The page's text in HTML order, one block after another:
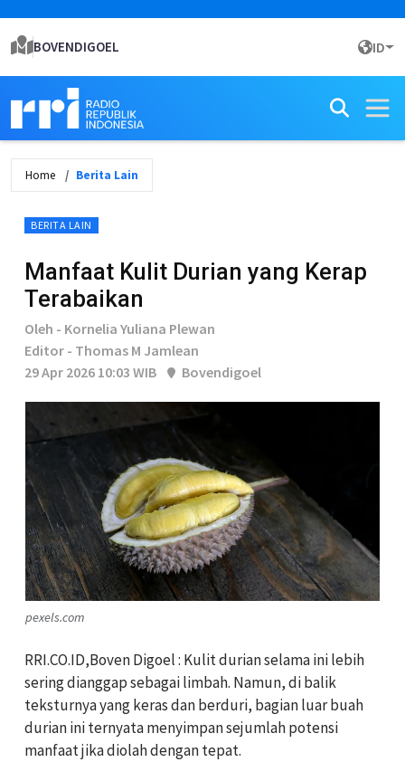
BOVENDIGOEL ID
Home Berita Lain
BERITA LAIN
Manfaat Kulit Durian yang Kerap
Terabaikan
Oleh - Kornelia Yuliana Plewan
Editor - Thomas M Jamlean
29 Apr 2026 10:03 WIB
Bovendigoel
pexels.com
RRI.CO.ID,Boven Digoel : Kulit durian selama ini lebih
sering dianggap sebagai limbah. Namun, di balik
teksturnya yang keras dan berduri, bagian luar buah
durian ini ternyata menyimpan sejumlah potensi
manfaat jika diolah dengan tepat.